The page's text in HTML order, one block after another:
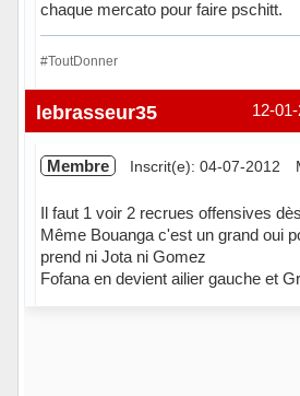
chaque mercato pour faire pschitt.
#ToutDonner
Hors ligne 12-
lebrasseur35
Membre Inscrit(e): 04-07-2012
Il faut 1 voir 2 recrues offensives
Même Bouanga c'est un grand oui
prend ni Jota ni Gomez
Fofana en devient ailier gauche et